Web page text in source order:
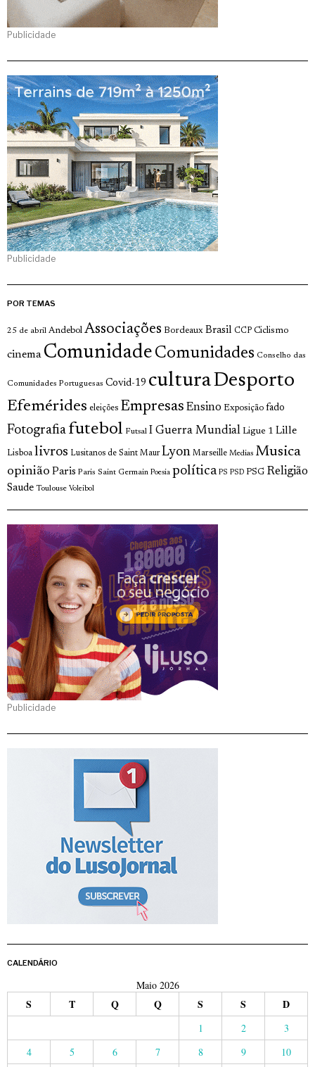
Publicidade
Publicidade
POR TEMAS
25 de abril Andebol Associações Bordeaux Brasil CCP Ciclismo
cinema Comunidade Comunidades Conselho das
Comunidades Portuguesas Covid-19 culturaDesporto
Efemérides eleições Empresas Ensino Exposição fado
Fotografia futebol Futsal I Guerra Mundial Ligue 1 Lille
Lisboa livros Lusitanos de Saint Maur Lyon Marseille Medias Musica
opinião Paris Paris Saint Germain Poesia política PS PSD PSG Religião
Saude Toulouse Voleibol
Publicidade
CALENDÁRIO
Maio 2026
S T Q Q S S D
1 2
3
4
5 6 7 8 9 10